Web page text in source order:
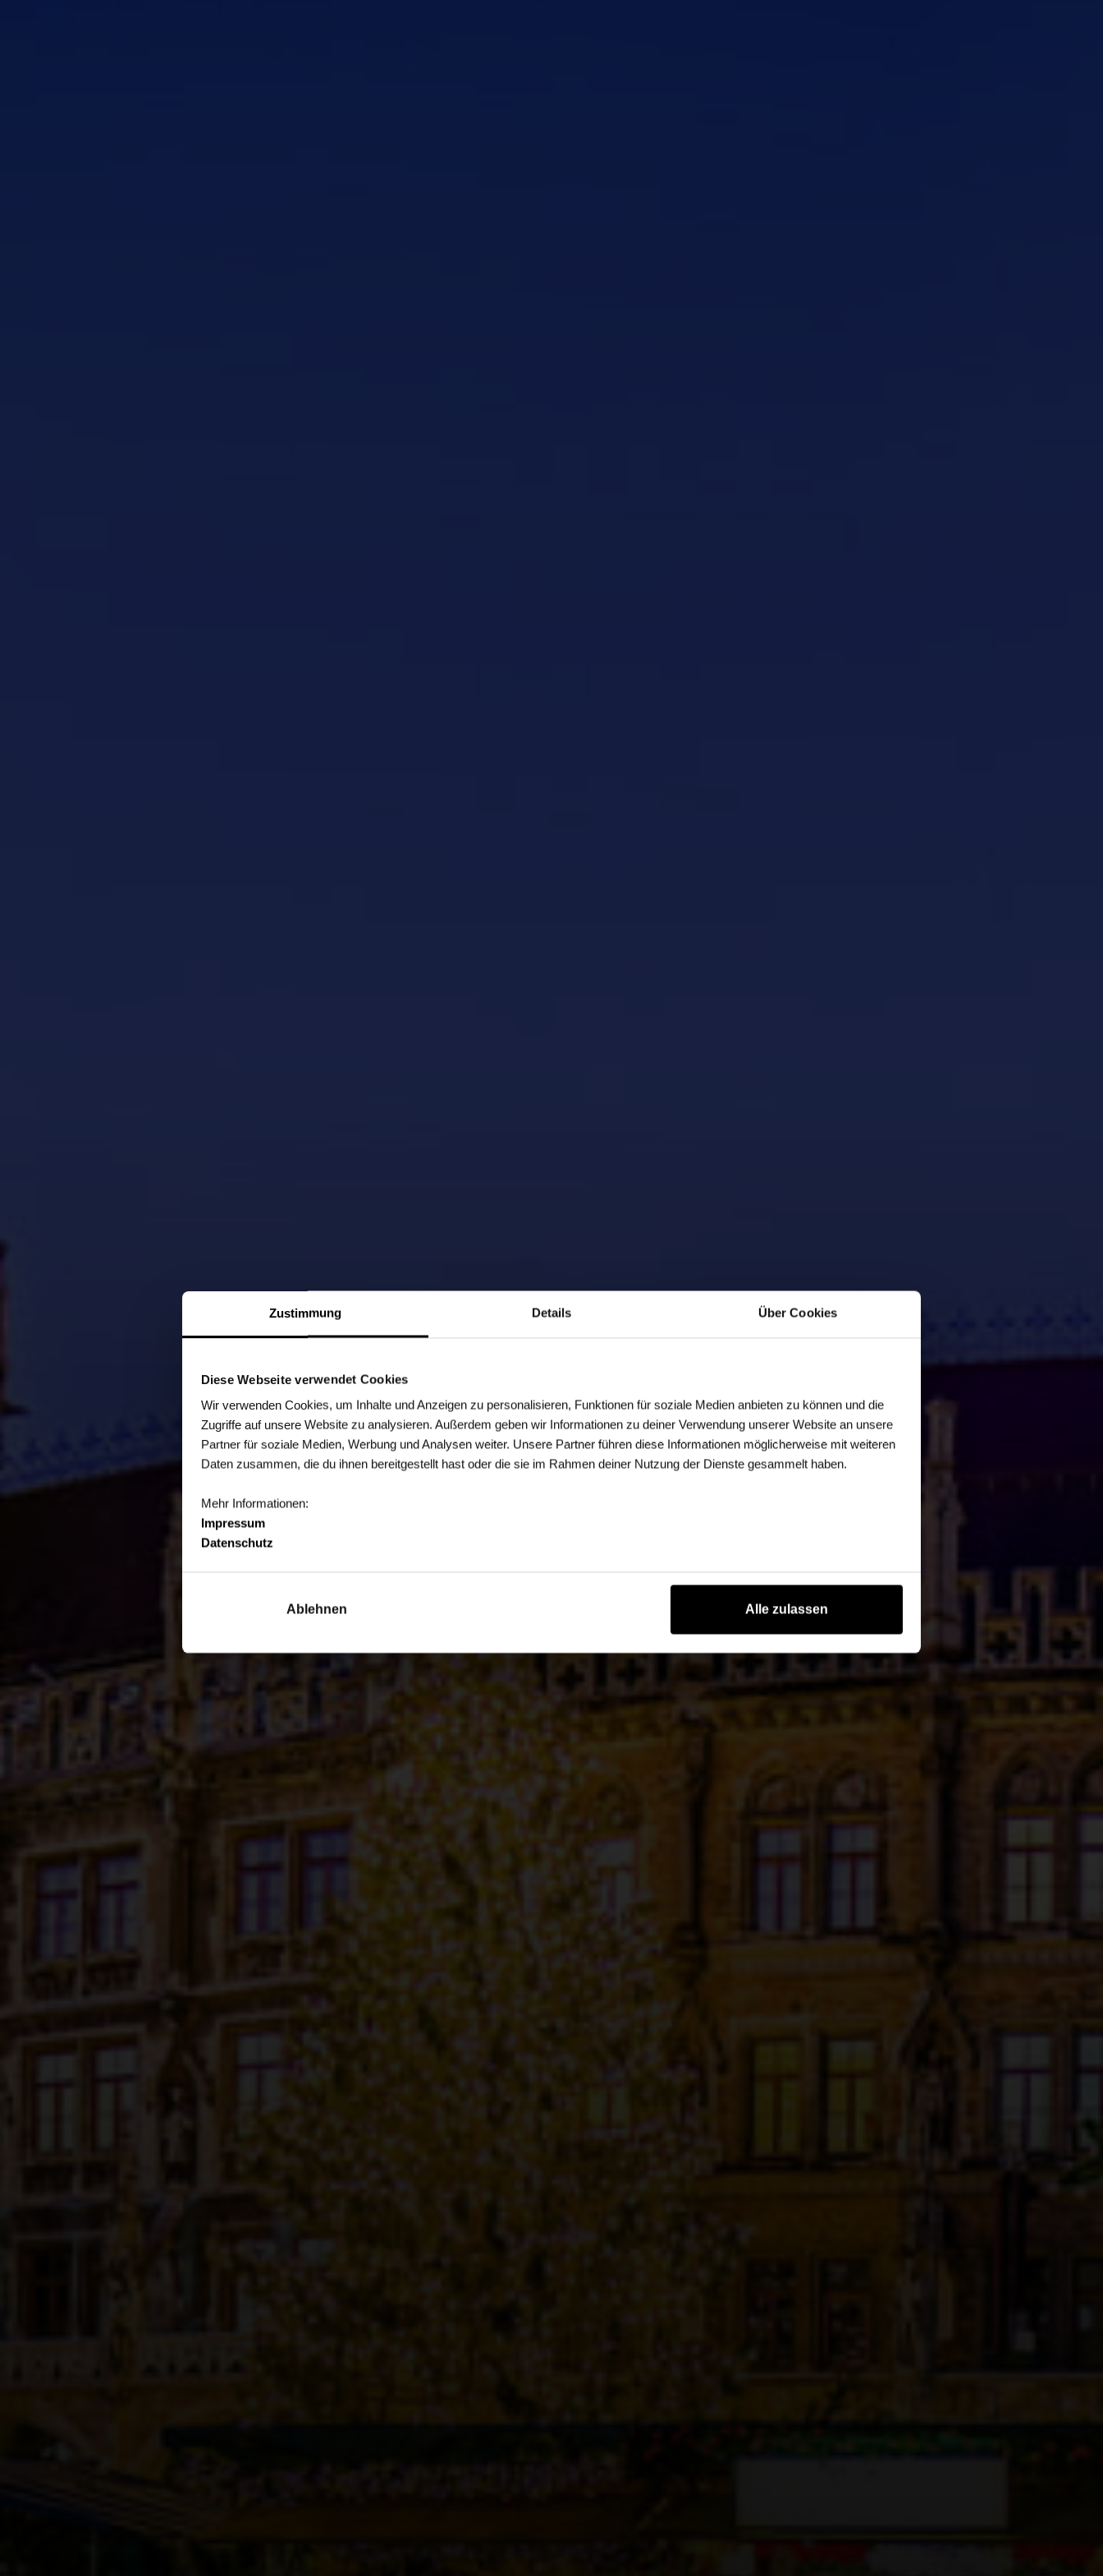
Zustimmung Details Über Cookies
Diese Webseite verwendet Cookies
Wir verwenden Cookies, um Inhalte und Anzeigen zu personalisieren, Funktionen für soziale Medien anbieten zu können und die
Zugriffe auf unsere Website zu analysieren. Außerdem geben wir Informationen zu deiner Verwendung unserer Website an unsere
Partner für soziale Medien, Werbung und Analysen weiter. Unsere Partner führen diese Informationen möglicherweise mit weiteren
Daten zusammen, die du ihnen bereitgestellt hast oder die sie im Rahmen deiner Nutzung der Dienste gesammelt haben.
Mehr Informationen:
Impressum
Datenschutz
Ablehnen Alle zulassen